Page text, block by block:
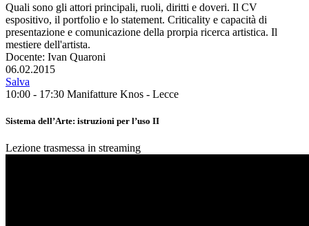
Quali sono gli attori principali, ruoli, diritti e doveri. Il CV
espositivo, il portfolio e lo statement. Criticality e capacità di
presentazione e comunicazione della prorpia ricerca artistica. Il
mestiere dell'artista.
Docente: Ivan Quaroni
06.02.2015
Salva
10:00 - 17:30 Manifatture Knos - Lecce
Sistema dell’Arte: istruzioni per l’uso II
Lezione trasmessa in streaming